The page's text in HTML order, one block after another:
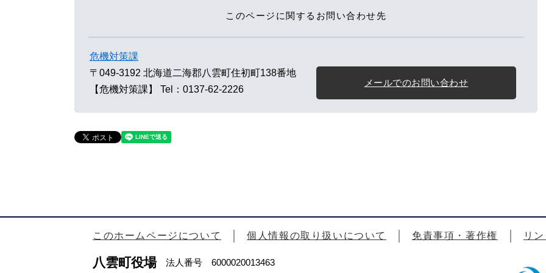
このページに関するお問い合わせ先
危機対策課
〒049-3192 北海道二海郡八雲町住初町138番地
【危機対策課】
Tel：0137-62-2226
メールでのお問い合わせ
このホームページについて 個人情報の取り扱いについて 免責事項・著作権 リ
八雲町役場法人番号 6000020013463